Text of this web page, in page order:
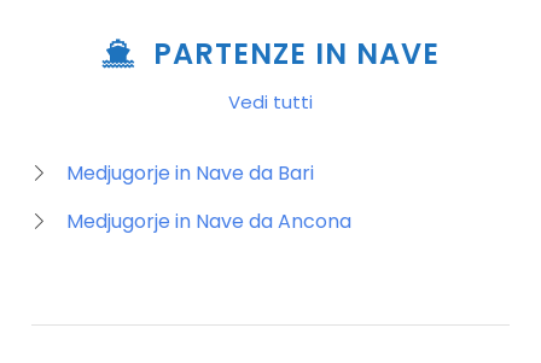
PARTENZE IN NAVE
Vedi tutti
Medjugorje in Nave da Bari
Medjugorje in Nave da Ancona